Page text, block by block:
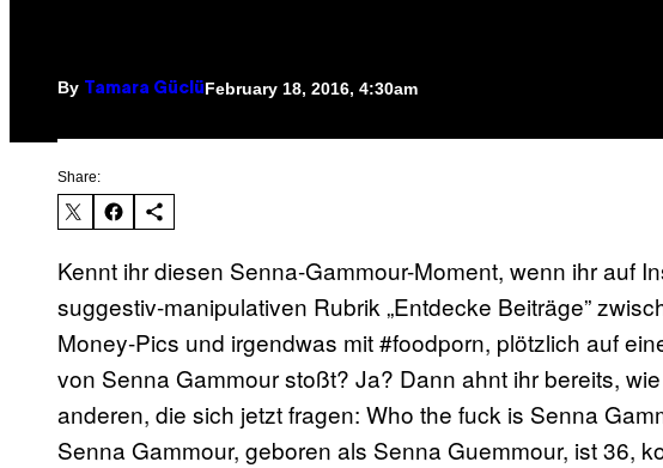
By Tamara Güclü February 18, 2016, 4:30am
Share:
Kennt ihr diesen Senna-Gammour-Moment, wenn ihr auf
suggestiv-manipulativen Rubrik „Entdecke Beiträge”
Money-Pics und irgendwas mit #foodporn, plötzlich auf
von Senna Gammour stoßt? Ja? Dann ahnt ihr bereits,
anderen, die sich jetzt fragen: Who the fuck is Senna
Senna Gammour, geboren als Senna Guemmour, ist 36,